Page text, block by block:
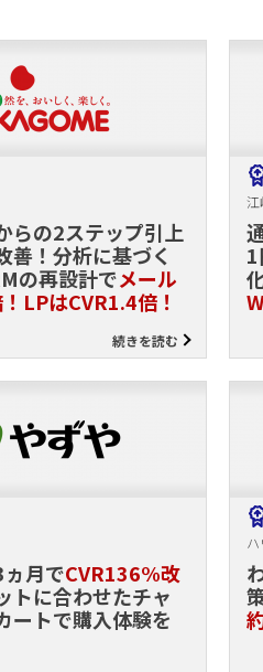
らの2ステップ引上
善！分析に基づく
の再設計でメール
LPはCVR1.4倍！
続きを読む
江
月でCVR136%改
トに合わせたチャ
ートで購入体験を